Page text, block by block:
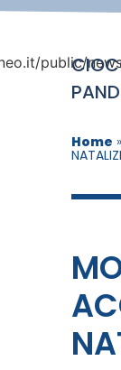
public/
Home